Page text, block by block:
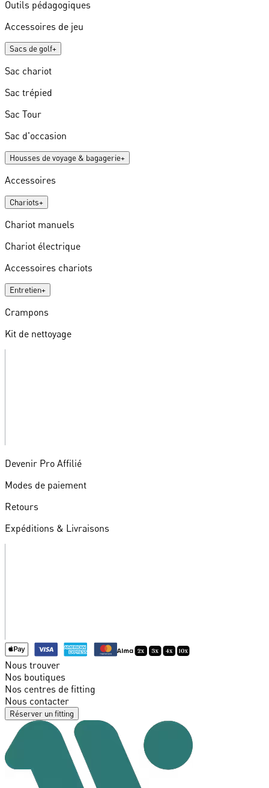
Outils pédagogiques
Accessoires de jeu
Sacs de golf+
Sac chariot
Sac trépied
Sac Tour
Sac d'occasion
Housses de voyage & bagagerie+
Accessoires
Chariots+
Chariot manuels
Chariot électrique
Accessoires chariots
Entretien+
Crampons
Kit de nettoyage
Devenir Pro Affilié
Modes de paiement
Retours
Expéditions & Livraisons
Nous trouver
Nos boutiques
Nos centres de fitting
Nous contacter
Réserver un fitting